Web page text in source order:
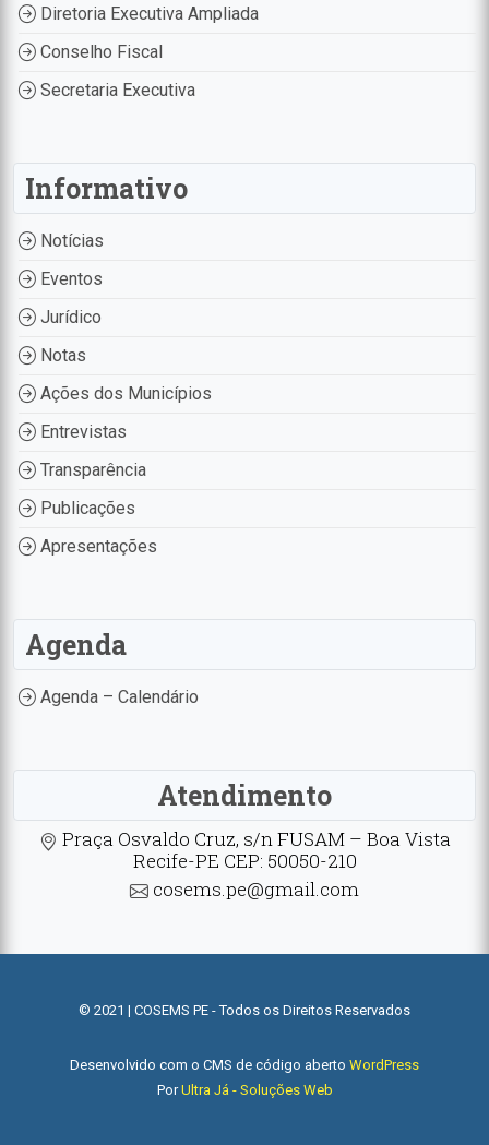
Diretoria Executiva Ampliada
Conselho Fiscal
Secretaria Executiva
Informativo
Notícias
Eventos
Jurídico
Notas
Ações dos Municípios
Entrevistas
Transparência
Publicações
Apresentações
Agenda
Agenda – Calendário
Atendimento
Praça Osvaldo Cruz, s/n FUSAM – Boa Vista
Recife-PE CEP: 50050-210
cosems.pe@gmail.com
© 2021 | COSEMS PE - Todos os Direitos Reservados
Desenvolvido com o CMS de código aberto WordPress
PorUltra Já - Soluções Web